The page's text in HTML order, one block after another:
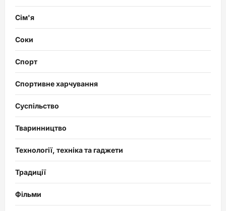
Сім'я
Соки
Спорт
Спортивне харчування
Суспільство
Тваринництво
Технології, техніка та гаджети
Традиції
Фільми